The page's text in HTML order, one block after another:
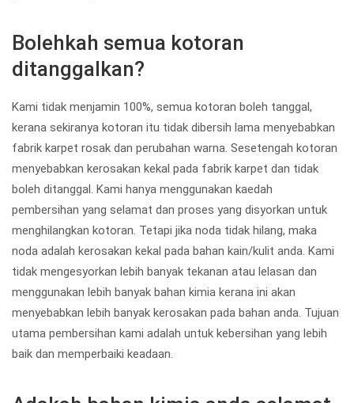
Bolehkah semua kotoran
ditanggalkan?
Kami tidak menjamin 100%, semua kotoran boleh tanggal,
kerana sekiranya kotoran itu tidak dibersih lama menyebabkan
fabrik karpet rosak dan perubahan warna. Sesetengah kotoran
menyebabkan kerosakan kekal pada fabrik karpet dan tidak
boleh ditanggal. Kami hanya menggunakan kaedah
pembersihan yang selamat dan proses yang disyorkan untuk
menghilangkan kotoran. Tetapi jika noda tidak hilang, maka
noda adalah kerosakan kekal pada bahan kain/kulit anda. Kami
tidak mengesyorkan lebih banyak tekanan atau lelasan dan
menggunakan lebih banyak bahan kimia kerana ini akan
menyebabkan lebih banyak kerosakan pada bahan anda. Tujuan
utama pembersihan kami adalah untuk kebersihan yang lebih
baik dan memperbaiki keadaan.